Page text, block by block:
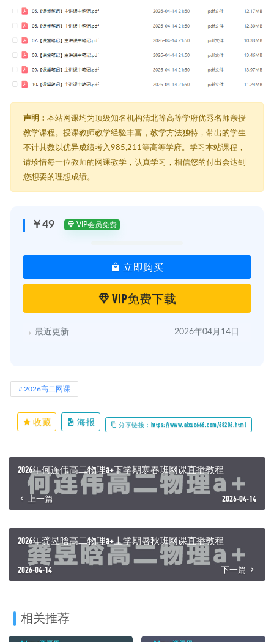
声明： 本站网课均为顶级知名机构清北等高等学府优秀名师亲授
教学课程。授课教师教学经验丰富，教学方法独特，带出的学生
不计其数以优异成绩考入985,211等高等学府。学习本站课程，
请珍惜每一位教师的网课教学，认真学习，相信您的付出会达到
您想要的理想成绩。
￥49 VIP会员免费
立即购买
VIP免费下载
最近更新 2026年04月14日
2026高二网课
收藏 海报 分享链接：https://www.aixue666.com/68206.html
2026年何连伟高二物理a+下学期寒春班网课直播教程
上一篇 2026-04-14
2026年龚昱晗高二物理a+上学期暑秋班网课直播教程
2026-04-14 下一篇
相关推荐